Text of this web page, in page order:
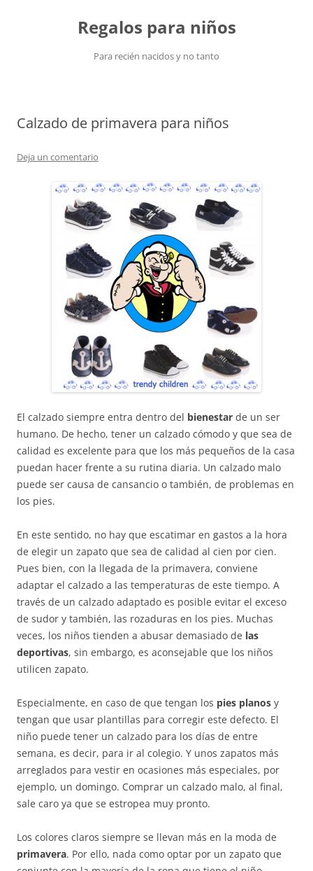
Regalos para niños
Para recién nacidos y no tanto
Calzado de primavera para niños
Deja un comentario
El calzado siempre entra dentro del bienestar de un ser
humano. De hecho, tener un calzado cómodo y que sea de
calidad es excelente para que los más pequeños de la casa
puedan hacer frente a su rutina diaria. Un calzado malo
puede ser causa de cansancio o también, de problemas en
los pies.
En este sentido, no hay que escatimar en gastos a la hora
de elegir un zapato que sea de calidad al cien por cien.
Pues bien, con la llegada de la primavera, conviene
adaptar el calzado a las temperaturas de este tiempo. A
través de un calzado adaptado es posible evitar el exceso
de sudor y también, las rozaduras en los pies. Muchas
veces, los niños tienden a abusar demasiado de las
deportivas, sin embargo, es aconsejable que los niños
utilicen zapato.
Especialmente, en caso de que tengan los pies planos y
tengan que usar plantillas para corregir este defecto. El
niño puede tener un calzado para los días de entre
semana, es decir, para ir al colegio. Y unos zapatos más
arreglados para vestir en ocasiones más especiales, por
ejemplo, un domingo. Comprar un calzado malo, al final,
sale caro ya que se estropea muy pronto.
Los colores claros siempre se llevan más en la moda de
primavera. Por ello, nada como optar por un zapato que